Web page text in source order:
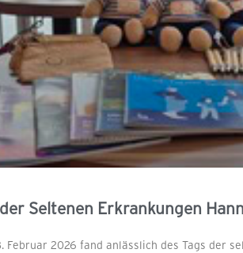
Seltenen Erkrankungen
Februar 2026 fand anlässlich des Tags der